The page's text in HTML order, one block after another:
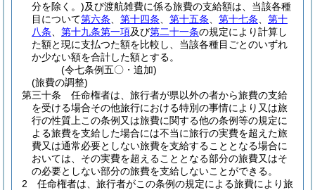
分を除く。)及び渡航雑費に係る旅費の支給額は、当該各種
目について第六条 第十四条 第十五条 第十七条
第十
八条
第十九条第一項及び第二十一条の規定により計算し
た額と現に支払つた額を比較し、当該各種目ごとのいずれ
か少ない額を合計した額とする。
(令七条例五〇・追加)
(旅費の調整)
第三十条
任命権者は、旅行者が県以外の者から旅費の支給
を受ける場合その他旅行における特別の事情により又は旅
行の性質上この条例又は旅費に関する他の条例等の規定に
よる旅費を支給した場合には不当に旅行の実費を超えた旅
費又は通常必要としない旅費を支給することとなる場合に
おいては、その実費を超えることとなる部分の旅費又はそ
の必要としない部分の旅費を支給しないことができる。
2
任命権者は、旅行者がこの条例の規定による旅費により旅